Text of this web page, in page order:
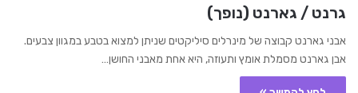
גרנט / גארנט (נופך)
אבני גארנט קבוצה של מינרלים סיליקטים שניתן למצוא בטבע במגוון צבעים.
אבן גארנט מסמלת אומץ ותעוזה, היא אחת מאבני החושן…